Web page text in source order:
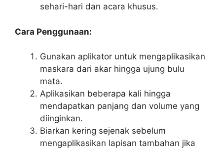
sehari-hari dan acara khusus.
Cara Penggunaan:
Gunakan aplikator untuk mengaplikasikan
maskara dari akar hingga ujung bulu
mata.
Aplikasikan beberapa kali hingga
mendapatkan panjang dan volume yang
diinginkan.
Biarkan kering sejenak sebelum
mengaplikasikan lapisan tambahan jika